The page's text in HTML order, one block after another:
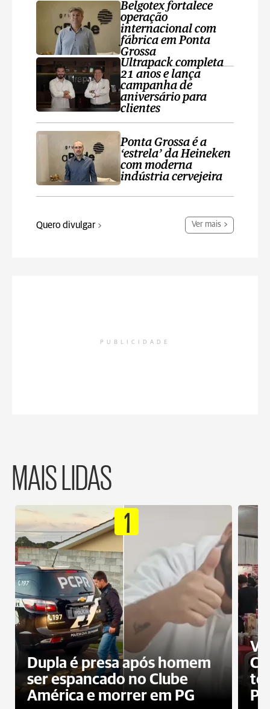
Belgotex fortalece
operação
internacional com
fábrica em Ponta
Grossa
Ultrapack completa
21 anos e lança
campanha de
aniversário para
clientes
Ponta Grossa é a
‘estrela’ da Heineken
com moderna
indústria cervejeira
Quero divulgar Ver mais
PUBLICIDADE
MAIS LIDAS
1
Dupla é presa após homem
ser espancado no Clube
América e morrer em PG
PG